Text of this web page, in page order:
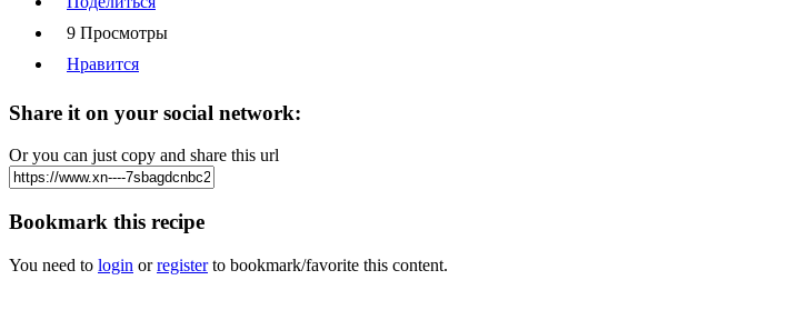
9 Просмотры
Нравится
Share it on your social network:
Or you can just copy and share this url
Bookmark this recipe
You need to login orregisterto bookmark/favorite this content.